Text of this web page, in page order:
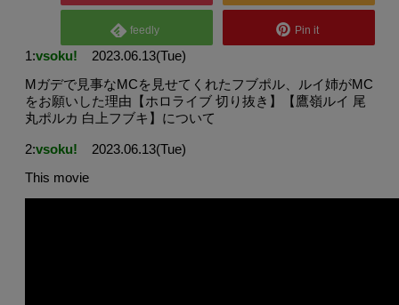
feedly Pin it
1:vsoku!
2023.06.13(Tue)
Mガデで見事なMCを見せてくれたフブポル、ルイ姉がMC
をお願いした理由【ホロライブ 切り抜き】【鷹嶺ルイ 尾
丸ポルカ 白上フブキ】について
2:vsoku!
2023.06.13(Tue)
This movie